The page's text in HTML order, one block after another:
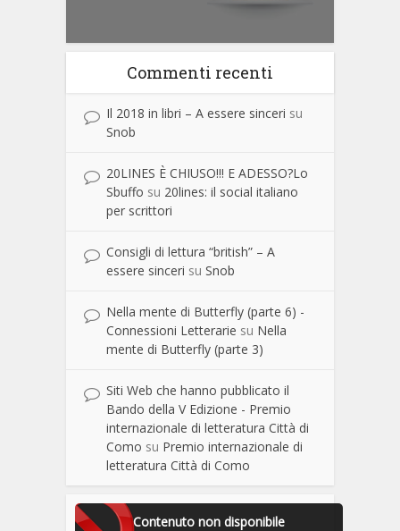
Commenti recenti
Il 2018 in libri – A essere sinceri su
Snob
20LINES È CHIUSO!!! E ADESSO?Lo
Sbuffo su 20lines: il social italiano
per scrittori
Consigli di lettura “british” – A
essere sinceri su Snob
Nella mente di Butterfly (parte 6) -
Connessioni Letterarie su Nella
mente di Butterfly (parte 3)
Siti Web che hanno pubblicato il
Bando della V Edizione - Premio
internazionale di letteratura Città di
Como su Premio internazionale di
letteratura Città di Como
Contenuto non disponibile